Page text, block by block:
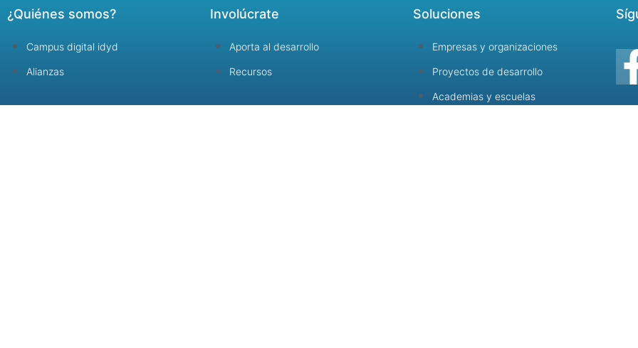
¿Quiénes somos?
Campus digital idyd
Alianzas
Involúcrate
Aporta al desarrollo
Recursos
Soluciones
Empresas y organizaciones
Proyectos de desarrollo
Academias y escuelas